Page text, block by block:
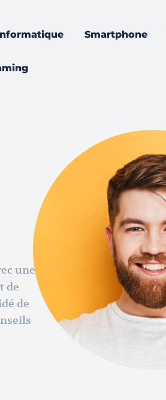
Smartphone
une
de
de